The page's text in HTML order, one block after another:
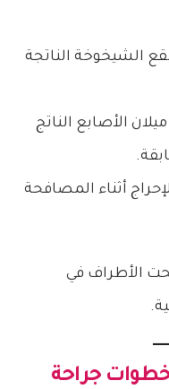
الشيخوخة الناتجة
الأصابع الناتج
أثناء المصافحة
الأطراف في
خطواتجراحة